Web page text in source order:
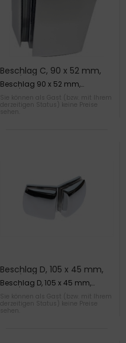
Beschlag C, 90 x 52 mm,
Glas/Glas gewölbt
Beschlag 90 x 52 mm,
Sie können als Gast (bzw. mit Ihrem
derzeitigen Status) keine Preise
Beschlag D, 105 x 45 mm,
Glas/Glas 135°, verchromt
Beschlag D, 105 x 45 mm,
Sie können als Gast (bzw. mit Ihrem
derzeitigen Status) keine Preise